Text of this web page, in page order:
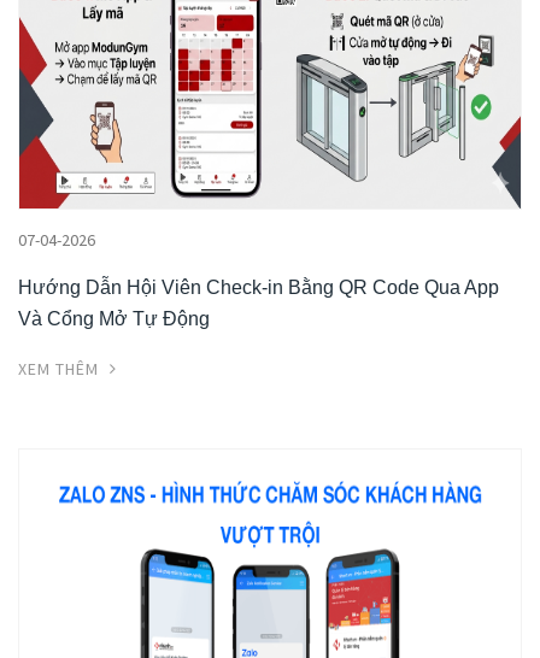
07-04-2026
Hướng Dẫn Hội Viên Check-in Bằng QR Code Qua App
Và Cổng Mở Tự Động
XEM THÊM